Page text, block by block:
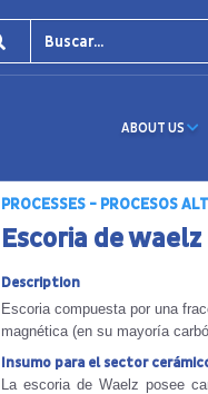
ABOUT US
PROCESSES - PROCESOS
Escoria de waelz
Description
Escoria compuesta por una
magnética (en su mayoría
Insumo para el sector
La escoria de Waelz posee